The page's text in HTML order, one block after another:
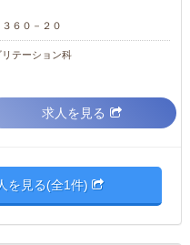
６０－２０
テーション科
求人を見る
を見る(全1件)